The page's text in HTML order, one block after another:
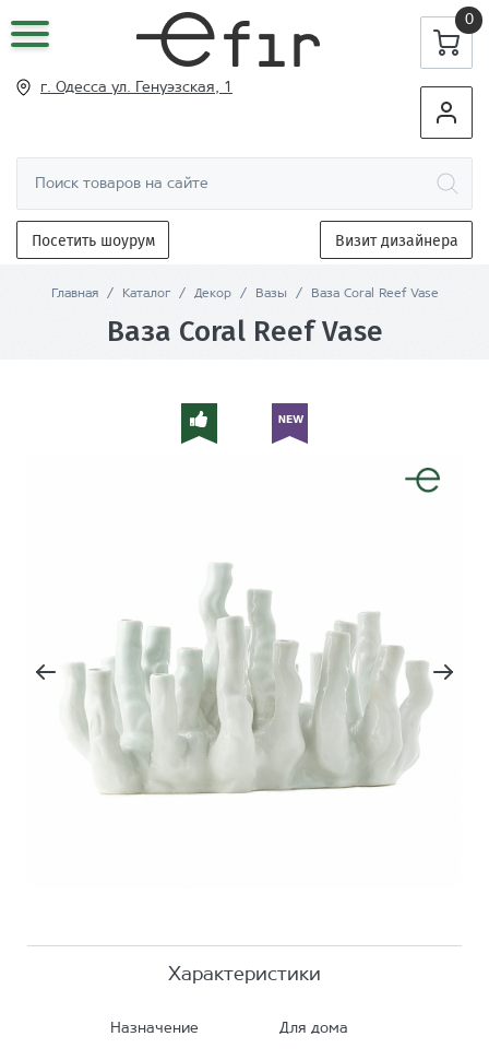
0
г. Одесса ул. Генуэзская, 1
Посетить шоурум Визит дизайнера
Главная / Каталог / Декор / Вазы / Ваза Coral Reef Vase
Ваза Coral Reef Vase
Характеристики
Назначение Для дома